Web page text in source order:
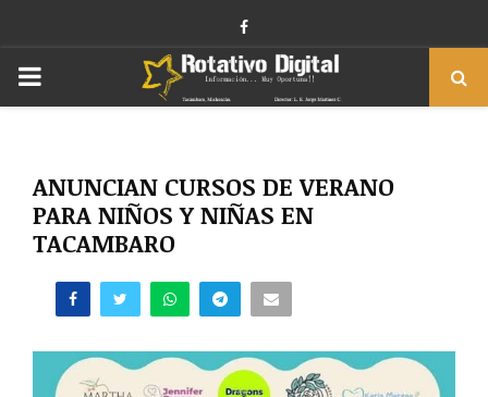
Facebook
PRIMARY
ANUNCIAN CURSOS DE VERANO
PARA NIÑOS Y NIÑAS EN
TACAMBARO